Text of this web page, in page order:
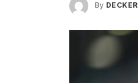
By DECKER